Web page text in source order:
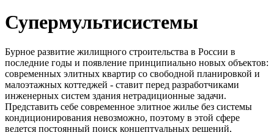
Супермультисистемы
Бурное развитие жилищного строительства в России в
последние годы и появление принципиально новых объектов:
современных элитных квартир со свободной планировкой и
малоэтажных коттеджей - ставит перед разработчиками
инженерных систем здания нетрадиционные задачи.
Представить себе современное элитное жилье без системы
кондиционирования невозможно, поэтому в этой сфере
ведется постоянный поиск концептуальных решений,